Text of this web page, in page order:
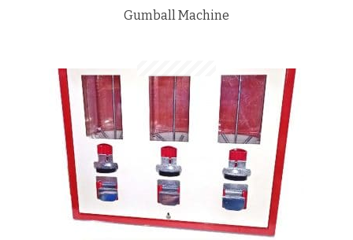
Gumball Machine